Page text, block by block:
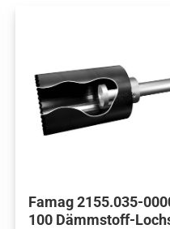
Famag 2155.035-
100 Dämmstoff-